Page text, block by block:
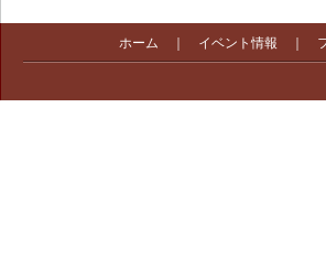
ホーム イベント情報